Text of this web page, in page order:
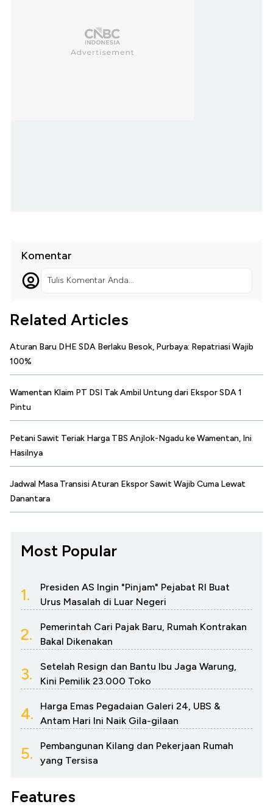
Komentar
Tulis Komentar Anda...
Related Articles
Aturan Baru DHE SDA Berlaku Besok, Purbaya: Repatriasi Wajib
100%
Wamentan Klaim PT DSI Tak Ambil Untung dari Ekspor SDA 1
Pintu
Petani Sawit Teriak Harga TBS Anjlok-Ngadu ke Wamentan, Ini
Hasilnya
Jadwal Masa Transisi Aturan Ekspor Sawit Wajib Cuma Lewat
Danantara
Most Popular
1.
Presiden AS Ingin "Pinjam" Pejabat RI Buat
Urus Masalah di Luar Negeri
2.
Pemerintah Cari Pajak Baru, Rumah Kontrakan
Bakal Dikenakan
3.
Setelah Resign dan Bantu Ibu Jaga Warung,
Kini Pemilik 23.000 Toko
4.
Harga Emas Pegadaian Galeri 24, UBS &
Antam Hari Ini Naik Gila-gilaan
5.
Pembangunan Kilang dan Pekerjaan Rumah
yang Tersisa
Features